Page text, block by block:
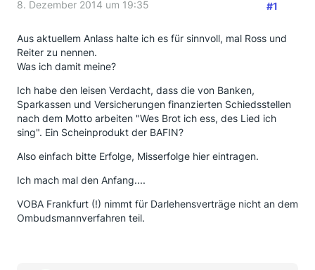
8. Dezember 2014 um 19:35 #1
Aus aktuellem Anlass halte ich es für sinnvoll, mal Ross und
Reiter zu nennen.
Was ich damit meine?
Ich habe den leisen Verdacht, dass die von Banken,
Sparkassen und Versicherungen finanzierten Schiedsstellen
nach dem Motto arbeiten "Wes Brot ich ess, des Lied ich
sing". Ein Scheinprodukt der BAFIN?
Also einfach bitte Erfolge, Misserfolge hier eintragen.
Ich mach mal den Anfang....
VOBA Frankfurt (!) nimmt für Darlehensverträge nicht an dem
Ombudsmannverfahren teil.